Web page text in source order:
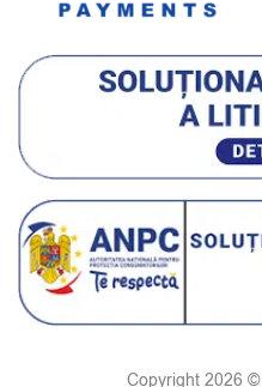
Copyright 2026 ©